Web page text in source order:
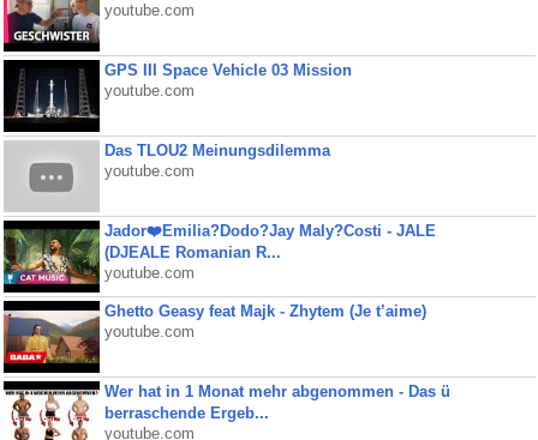
youtube.com
GPS III Space Vehicle 03 Mission
youtube.com
Das TLOU2 Meinungsdilemma
youtube.com
Jador❤️Emilia?Dodo?Jay Maly?Costi - JALE
(DJEALE Romanian R...
youtube.com
Ghetto Geasy feat Majk - Zhytem (Je t’aime)
youtube.com
Wer hat in 1 Monat mehr abgenommen - Das ü
berraschende Ergeb...
youtube.com